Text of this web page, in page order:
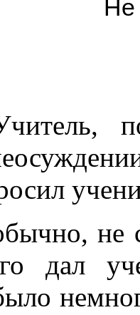
Не
не
дал